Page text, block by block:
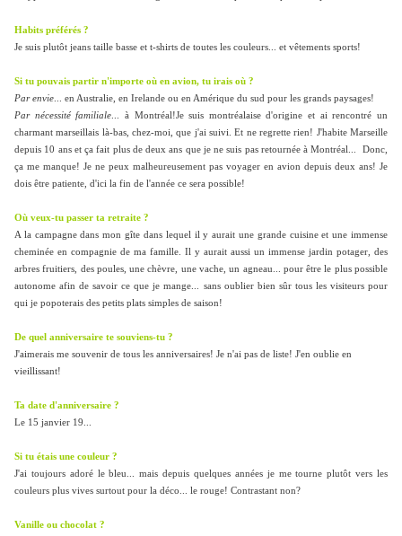
Habits préférés ?
Je suis plutôt jeans taille basse et t-shirts de toutes les couleurs... et vêtements sports!
Si tu pouvais partir n'importe où en avion, tu irais où ?
Par envie ... en Australie, en Irelande ou en Amérique du sud pour les grands paysages!
Par nécessité familiale ... à Montréal!Je suis montréalaise d'origine et ai rencontré un
charmant marseillais là-bas, chez-moi, que j'ai suivi. Et ne regrette rien! J'habite Marseille
depuis 10 ans et ça fait plus de deux ans que je ne suis pas retournée à Montréal... Donc,
ça me manque! Je ne peux malheureusement pas voyager en avion depuis deux ans! Je
dois être patiente, d'ici la fin de l'année ce sera possible!
Où veux-tu passer ta retraite ?
A la campagne dans mon gîte dans lequel il y aurait une grande cuisine et une immense
cheminée en compagnie de ma famille. Il y aurait aussi un immense jardin potager, des
arbres fruitiers, des poules, une chèvre, une vache, un agneau... pour être le plus possible
autonome afin de savoir ce que je mange... sans oublier bien sûr tous les visiteurs pour
qui je popoterais des petits plats simples de saison!
De quel anniversaire te souviens-tu ?
J'aimerais me souvenir de tous les anniversaires! Je n'ai pas de liste! J'en oublie en
vieillissant!
Ta date d'anniversaire ?
Le 15 janvier 19...
Si tu étais une couleur ?
J'ai toujours adoré le bleu... mais depuis quelques années je me tourne plutôt vers les
couleurs plus vives surtout pour la déco... le rouge! Contrastant non?
Vanille ou chocolat ?